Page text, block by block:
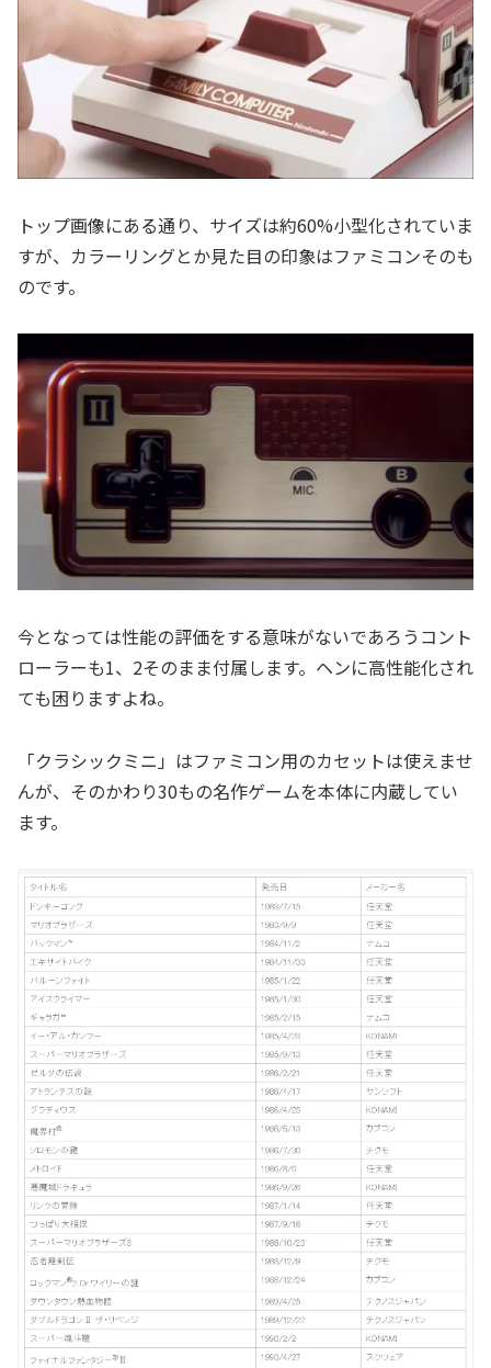
トップ画像にある通り、サイズは約60%小型化されていま
すが、カラーリングとか見た目の印象はファミコンそのも
のです。
今となっては性能の評価をする意味がないであろうコント
ローラーも1、2そのまま付属します。ヘンに高性能化され
ても困りますよね。
「クラシックミニ」はファミコン用のカセットは使えませ
んが、そのかわり30もの名作ゲームを本体に内蔵してい
ます。